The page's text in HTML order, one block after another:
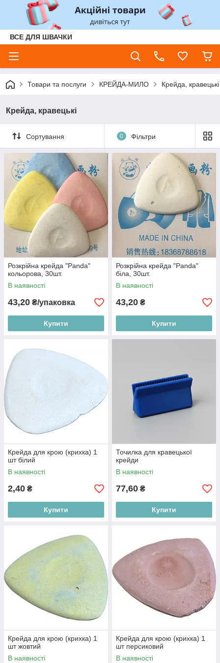
ВСЕ ДЛЯ ШВАЧКИ
Товари та послуги КРЕЙДА-МИЛО Крейда, кравецькі
Крейда, кравецькі
Сортування 0 Фільтри
Розкрійна крейда "Panda"
кольорова, 30шт.
В наявності
43,20 ₴/упаковка
Купити
Розкрійна крейда "Panda"
біла, 30шт.
В наявності
43,20 ₴
Купити
Крейда для крою (крихка) 1
шт білий
В наявності
2,40 ₴
Купити
Точилка для кравецької
крейди
В наявності
77,60 ₴
Купити
Крейда для крою (крихка) 1
шт жовтий
В наявності
Крейда для крою (крихка) 1
шт персиковий
В наявності